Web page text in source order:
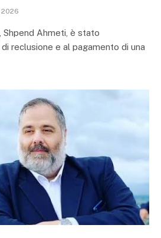
Shpend Ahmeti, è stato
reclusione e al pagamento di una